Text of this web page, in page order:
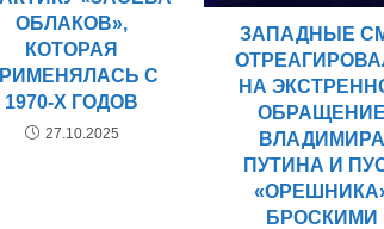
ОБЛАКОВ»,
КОТОРАЯ
С
1970-Х ГОДОВ
27.10.2025
ЗАПАДНЫЕ
НА
ОБРАЩЕНИЕ
ВЛАДИМИРА
ПУТИНА И
БРОСКИМИ